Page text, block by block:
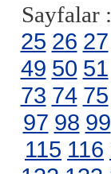
Sayfalar :
25 26 27
49 50 51
73 74 75
97 98 99
115 116